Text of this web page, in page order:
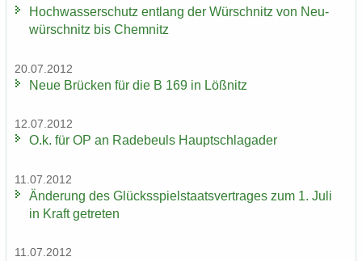
Hoch­was­ser­schutz ent­lang der Wür­schnitz von Neu­
wür­schnitz bis Chem­nitz
20.07.2012
Neue Brü­cken für die B 169 in Löß­nitz
12.07.2012
O.k. für OP an Ra­de­beuls Haupt­schlag­ader
11.07.2012
Än­de­rung des Glücks­spiel­staats­ver­tra­ges zum 1. Juli
in Kraft ge­tre­ten
11.07.2012